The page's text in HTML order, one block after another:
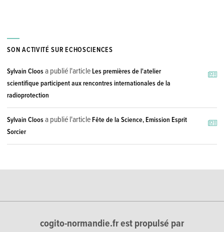
SON ACTIVITÉ SUR ECHOSCIENCES
Sylvain Cloos a publié l'articleLes premières de l'atelier
scientifique participent aux rencontres internationales de la
radioprotection
Sylvain Cloos a publié l'articleFête de la Science, Emission Esprit
Sorcier
cogito-normandie.fr est propulsé par